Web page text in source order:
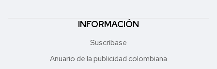
INFORMACIÓN
Suscríbase
Anuario de la publicidad colombiana